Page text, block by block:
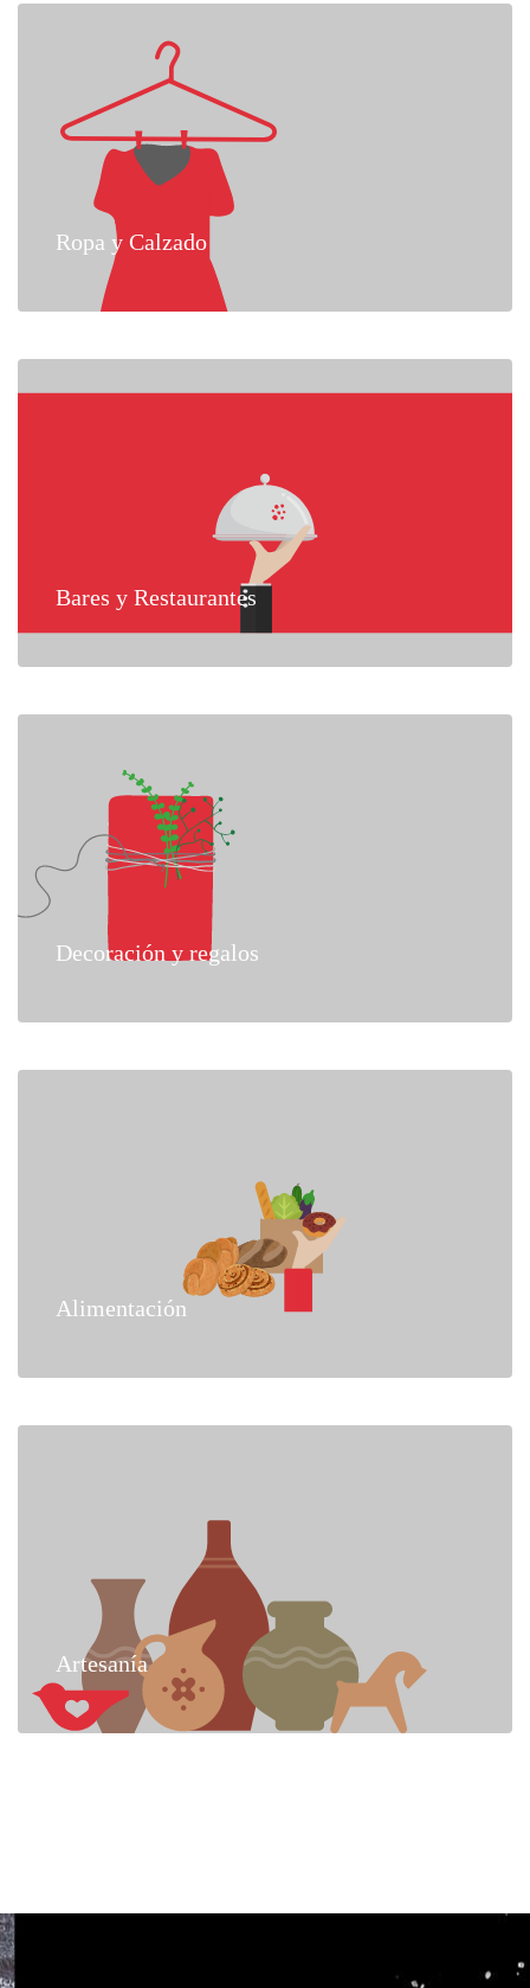
Ropa y Calzado
Bares y Restaurantes
Decoración y regalos
Alimentación
Artesanía